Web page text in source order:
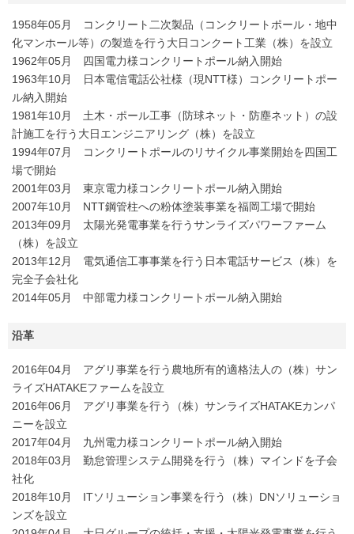
1958年05月 コンクリート二次製品（コンクリートポール・地中
化マンホール等）の製造を行う大日コンクート工業（株）を設立
1962年05月 四国電力様コンクリートポール納入開始
1963年10月 日本電信電話公社様（現NTT様）コンクリートポー
ル納入開始
1981年10月 土木・ポール工事（防球ネット・防塵ネット）の設
計施工を行う大日エンジニアリング（株）を設立
1994年07月 コンクリートポールのリサイクル事業開始を四国工
場で開始
2001年03月 東京電力様コンクリートポール納入開始
2007年10月 NTT鋼管柱への粉体塗装事業を福岡工場で開始
2013年09月 太陽光発電事業を行うサンライズパワーファーム
（株）を設立
2013年12月 電気通信工事事業を行う日本電話サービス（株）を
完全子会社化
2014年05月 中部電力様コンクリートポール納入開始
沿革
2016年04月 アグリ事業を行う農地所有的適格法人の（株）サン
ライズHATAKEファームを設立
2016年06月 アグリ事業を行う（株）サンライズHATAKEカンパ
ニーを設立
2017年04月 九州電力様コンクリートポール納入開始
2018年03月 勤怠管理システム開発を行う（株）マインドを子会
社化
2018年10月 ITソリューション事業を行う（株）DNソリューショ
ンズを設立